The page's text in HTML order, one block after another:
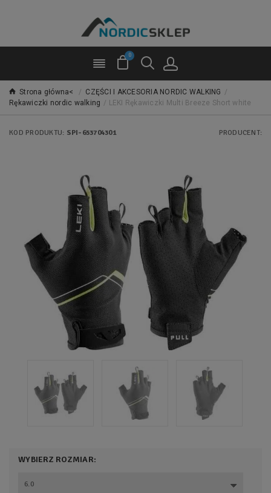
0
Strona główna< / CZĘŚCI I AKCESORIA NORDIC WALKING /
Rękawiczki nordic walking / LEKI Rękawiczki Multi Breeze Short white
KOD PRODUKTU: SPI-653704301 PRODUCENT:
WYBIERZ ROZMIAR:
6.0